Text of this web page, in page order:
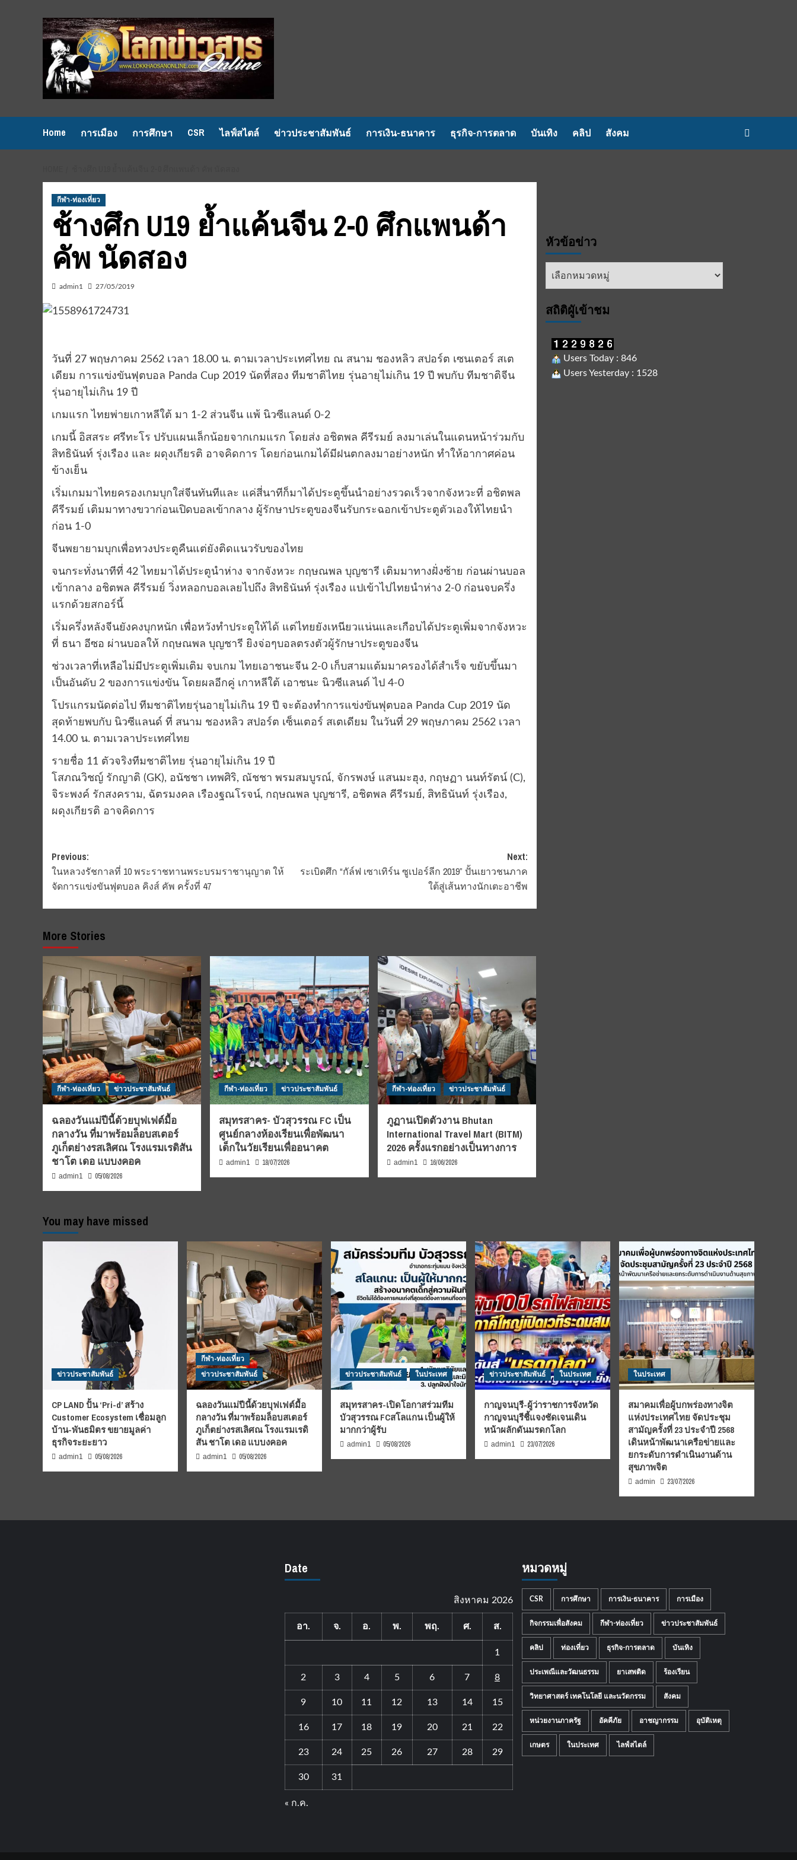
Home การเมือง การศึกษา CSR ไลฟ์สไตล์ ข่าวประชาสัมพันธ์ การเงิน-ธนาคาร ธุรกิจ-การตลาด บันเทิง คลิป สังคม
กีฬา-ท่องเที่ยว
ช้างศึก U19 ย้ำแค้นจีน 2-0 ศึกแพนด้า
คัพ นัดสอง
admin1 27/05/2019
วันที่ 27 พฤษภาคม 2562 เวลา 18.00 น. ตามเวลาประเทศไทย ณ สนาม ชองหลิว สปอร์ต เซนเตอร์ สเต
เดียม การแข่งขันฟุตบอล Panda Cup 2019 นัดที่สอง ทีมชาติไทย รุ่นอายุไม่เกิน 19 ปี พบกับ ทีมชาติจีน
รุ่นอายุไม่เกิน 19 ปี
เกมแรก ไทยพ่ายเกาหลีใต้ มา 1-2 ส่วนจีน แพ้ นิวซีแลนด์ 0-2
เกมนี้ อิสสระ ศรีทะโร ปรับแผนเล็กน้อยจากเกมแรก โดยส่ง อชิตพล คีรีรมย์ ลงมาเล่นในแดนหน้าร่วมกับ
สิทธินันท์ รุ่งเรือง และ ผดุงเกียรติ อาจคิดการ โดยก่อนเกมได้มีฝนตกลงมาอย่างหนัก ทำให้อากาศค่อน
ข้างเย็น
เริ่มเกมมาไทยครองเกมบุกใส่จีนทันทีและ แค่สี่นาทีก็มาได้ประตูขึ้นนำอย่างรวดเร็วจากจังหวะที่ อชิตพล
คีรีรมย์ เติมมาทางขวาก่อนเปิดบอลเข้ากลาง ผู้รักษาประตูของจีนรับกระฉอกเข้าประตูตัวเองให้ไทยนำ
ก่อน 1-0
จีนพยายามบุกเพื่อทวงประตูคืนแต่ยังติดแนวรับของไทย
จนกระทั่งนาทีที่ 42 ไทยมาได้ประตูนำห่าง จากจังหวะ กฤษณพล บุญชารี เติมมาทางฝั่งซ้าย ก่อนผ่านบอล
เข้ากลาง อชิตพล คีรีรมย์ วิ่งหลอกบอลเลยไปถึง สิทธินันท์ รุ่งเรือง แปเข้าไปไทยนำห่าง 2-0 ก่อนจบครึ่ง
แรกด้วยสกอร์นี้
เริ่มครึ่งหลังจีนยังคงบุกหนัก เพื่อหวังทำประตูให้ได้ แต่ไทยยังเหนียวแน่นและเกือบได้ประตูเพิ่มจากจังหวะ
ที่ ธนา อีซอ ผ่านบอลให้ กฤษณพล บุญชารี ยิงจ่อๆบอลตรงตัวผู้รักษาประตูของจีน
ช่วงเวลาที่เหลือไม่มีประตูเพิ่มเติม จบเกม ไทยเอาชนะจีน 2-0 เก็บสามแต้มมาครองได้สำเร็จ ขยับขึ้นมา
เป็นอันดับ 2 ของการแข่งขัน โดยผลอีกคู่ เกาหลีใต้ เอาชนะ นิวซีแลนด์ ไป 4-0
โปรแกรมนัดต่อไป ทีมชาติไทยรุ่นอายุไม่เกิน 19 ปี จะต้องทำการแข่งขันฟุตบอล Panda Cup 2019 นัด
สุดท้ายพบกับ นิวซีแลนด์ ที่ สนาม ชองหลิว สปอร์ต เซ็นเตอร์ สเตเดียม ในวันที่ 29 พฤษภาคม 2562 เวลา
14.00 น. ตามเวลาประเทศไทย
รายชื่อ 11 ตัวจริงทีมชาติไทย รุ่นอายุไม่เกิน 19 ปี
โสภณวิชญ์ รักญาติ (GK), อนัชชา เทพศิริ, ณัชชา พรมสมบูรณ์, จักรพงษ์ แสนมะฮุง, กฤษฏา นนท์รัตน์ (C),
จิระพงค์ รักสงคราม, ฉัตรมงคล เรืองฐณโรจน์, กฤษณพล บุญชารี, อชิตพล คีรีรมย์, สิทธินันท์ รุ่งเรือง,
ผดุงเกียรติ อาจคิดการ
Post
navigation
Previous:
ในหลวงรัชกาลที่ 10 พระราชทานพระบรมราชานุญาต ให้
จัดการแข่งขันฟุตบอล คิงส์ คัพ ครั้งที่ 47
Next:
ระเบิดศึก “กัล์ฟ เซาเทิร์น ซูเปอร์ลีก 2019” ปั้นเยาวชนภาค
ใต้สู่เส้นทางนักเตะอาชีพ
More Stories
กีฬา-ท่องเที่ยว ข่าวประชาสัมพันธ์
ฉลองวันแม่ปีนี้ด้วยบุฟเฟต์มื้อ
กลางวัน ที่มาพร้อมล็อบสเตอร์
ภูเก็ตย่างรสเลิศณ โรงแรมเรดิสัน
ชาโต เดอ แบบงคอค
admin1 05/08/2026
กีฬา-ท่องเที่ยว ข่าวประชาสัมพันธ์
สมุทรสาคร- บัวสุวรรณ FC เป็น
ศูนย์กลางห้องเรียนเพื่อพัฒนา
เด็กในวัยเรียนเพื่ออนาคต
admin1 18/07/2026
กีฬา-ท่องเที่ยว ข่าวประชาสัมพันธ์
ภูฏานเปิดตัวงาน Bhutan
International Travel Mart (BITM)
2026 ครั้งแรกอย่างเป็นทางการ
admin1 16/06/2026
หัวข้อข่าว
หัวข้อ
สถิติผูัเข้าชม
Users Today : 846
Users Yesterday : 1528
You may have missed
ข่าวประชาสัมพันธ์
CP LAND ปั้น ‘Pri-d’ สร้าง
Customer Ecosystem เชื่อมลูก
บ้าน-พันธมิตร ขยายมูลค่า
ธุรกิจระยะยาว
admin1 05/08/2026
กีฬา-ท่องเที่ยว
ข่าวประชาสัมพันธ์
ฉลองวันแม่ปีนี้ด้วยบุฟเฟต์มื้อ
กลางวัน ที่มาพร้อมล็อบสเตอร์
ภูเก็ตย่างรสเลิศณ โรงแรมเรดิ
สัน ชาโต เดอ แบบงคอค
admin1 05/08/2026
ข่าวประชาสัมพันธ์ ในประเทศ
สมุทรสาคร-เปิดโอกาสร่วมทีม
บัวสุวรรณ FCสโลแกน เป็นผู้ให้
มากกว่าผู้รับ
admin1 05/08/2026
ข่าวประชาสัมพันธ์ ในประเทศ
กาญจนบุรี-ผู้ว่าราชการจังหวัด
กาญจนบุรีชี้แจงชัดเจนเดิน
หน้าผลักดันมรดกโลก
admin1 23/07/2026
ในประเทศ
สมาคมเพื่อผู้บกพร่องทางจิต
แห่งประเทศไทย จัดประชุม
สามัญครั้งที่ 23 ประจำปี 2568
เดินหน้าพัฒนาเครือข่ายและ
ยกระดับการดำเนินงานด้าน
สุขภาพจิต
admin 23/07/2026
Date
สิงหาคม 2026
อา. จ. อ. พ. พฤ. ศ. ส.
1
2 3 4 5 6 7 8
9 10 11 12 13 14 15
16 17 18 19 20 21 22
23 24 25 26 27 28 29
30 31
« ก.ค.
หมวดหมู่
CSR การศึกษา การเงิน-ธนาคาร การเมือง
กิจกรรมเพื่อสังคม กีฬา-ท่องเที่ยว ข่าวประชาสัมพันธ์
คลิป ท่องเที่ยว ธุรกิจ-การตลาด บันเทิง
ประเพณีและวัฒนธรรม ยาเสพติด ร้องเรียน
วิทยาศาสตร์ เทคโนโลยี และนวัตกรรม สังคม
หน่วยงานภาครัฐ อัคคีภัย อาชญากรรม อุบัติเหตุ
เกษตร ในประเทศ ไลฟ์สไตล์